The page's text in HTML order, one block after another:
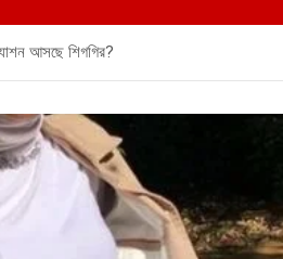
আসছে শিগগির?